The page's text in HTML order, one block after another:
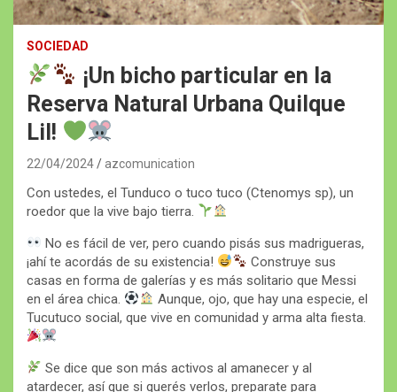
SOCIEDAD
¡Un bicho particular en la
Reserva Natural Urbana Quilque
Lil!
22/04/2024 azcomunication
Con ustedes, el Tunduco o tuco tuco (Ctenomys sp), un
roedor que la vive bajo tierra.
No es fácil de ver, pero cuando pisás sus madrigueras,
¡ahí te acordás de su existencia!
Construye sus
casas en forma de galerías y es más solitario que Messi
en el área chica.
Aunque, ojo, que hay una especie, el
Tucutuco social, que vive en comunidad y arma alta fiesta.
Se dice que son más activos al amanecer y al
atardecer, así que si querés verlos, preparate para